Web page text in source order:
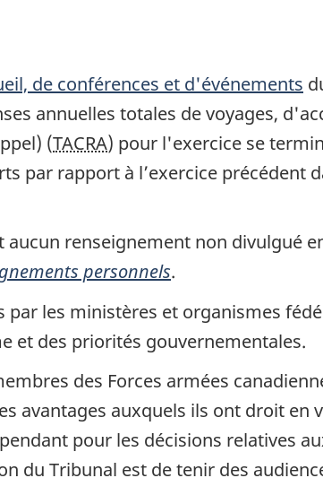
de conférences et d'événements
annuelles totales de voyages,
(TACRA) pour l'exercice se
par rapport à l’exercice précédent
renseignement non divulgué
personnels.
par les ministères et organismes
et des priorités gouvernementales.
des Forces armées
avantages auxquels ils ont droit en
pour les décisions relatives
du Tribunal est de tenir des